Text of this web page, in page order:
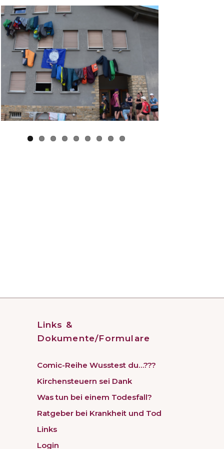
Links &
Dokumente/Formulare
Comic-Reihe Wusstest du…???
Kirchensteuern sei Dank
Was tun bei einem Todesfall?
Ratgeber bei Krankheit und Tod
Links
Login